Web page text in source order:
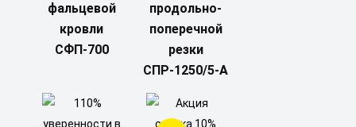
фальцевой
кровли
СФП-700
продольно-
поперечной
резки
СПР-1250/5-А